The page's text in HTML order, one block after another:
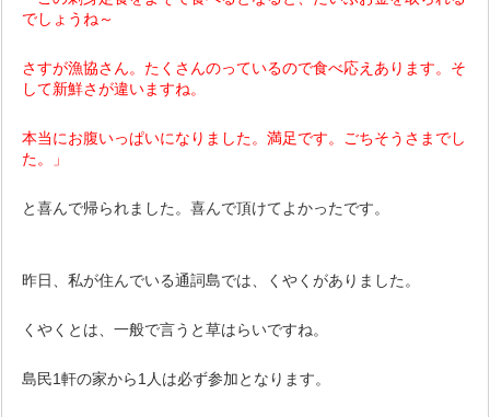
でしょうね～
さすが漁協さん。たくさんのっているので食べ応えあります。そ
して新鮮さが違いますね。
本当にお腹いっぱいになりました。満足です。ごちそうさまでし
た。」
と喜んで帰られました。喜んで頂けてよかったです。
昨日、私が住んでいる通詞島では、くやくがありました。
くやくとは、一般で言うと草はらいですね。
島民1軒の家から1人は必ず参加となります。